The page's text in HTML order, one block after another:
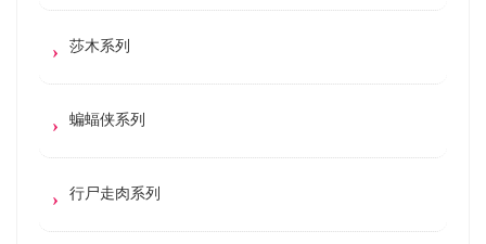
莎木系列
蝙蝠侠系列
行尸走肉系列